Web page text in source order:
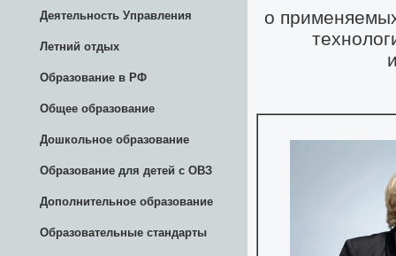
Деятельность Управления
Летний отдых
Образование в РФ
Общее образование
Дошкольное образование
Образование для детей с ОВЗ
Дополнительное образование
Образовательные стандарты